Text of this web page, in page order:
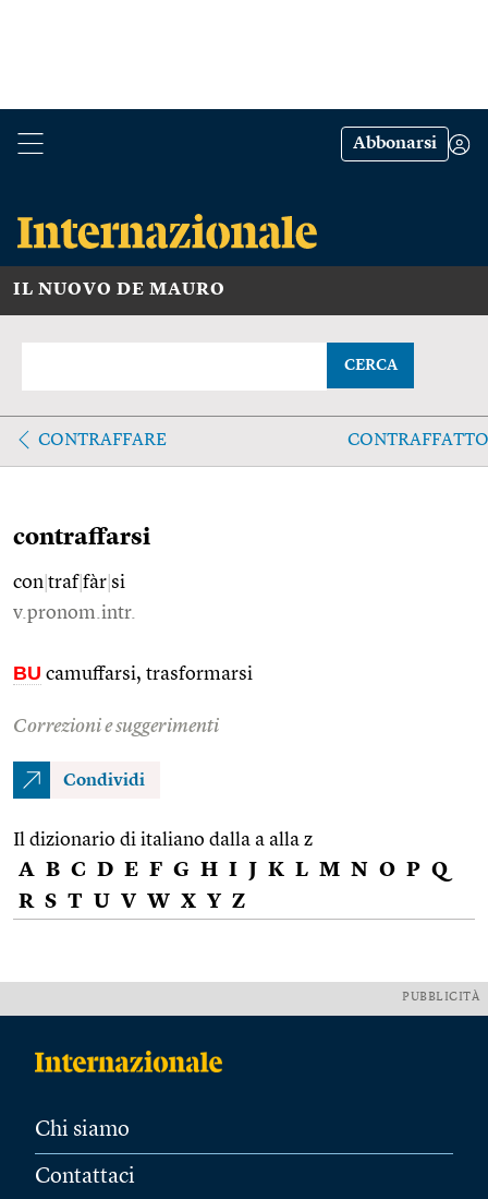
Abbonarsi
IL NUOVO DE MAURO
CERCA
CONTRAFFARE CONTRAFFATTO
contraffarsi
con traf|fàr si
v.pronom.intr.
BU camuffarsi, trasformarsi
Correzioni e suggerimenti
Condividi
Il dizionario di italiano dalla a alla z
A B C D E F G H I J K L M N O P Q
R S T U V W X Y Z
PUBBLICITÀ
Chi siamo
Contattaci